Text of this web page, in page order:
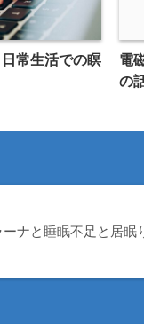
常生活での瞑
電
の
ーナと睡眠不足と居眠